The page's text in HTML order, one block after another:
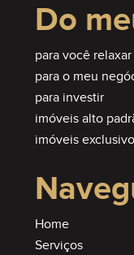
Do
para você relaxar
para o meu
para investir
imóveis alto
imóveis
Home
Serviços